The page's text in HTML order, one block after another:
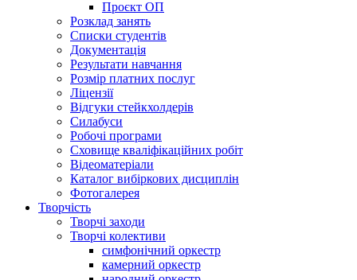
Проєкт ОП
Розклад занять
Списки студентів
Документація
Результати навчання
Розмір платних послуг
Ліцензії
Відгуки стейкхолдерів
Силабуси
Робочі програми
Сховище кваліфікаційних робіт
Відеоматеріали
Каталог вибіркових дисциплін
Фотогалерея
Творчість
Творчі заходи
Творчі колективи
симфонічний оркестр
камерний оркестр